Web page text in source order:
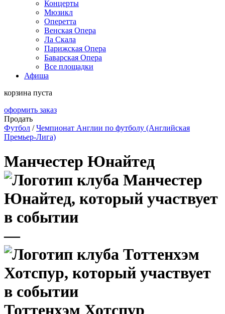
Концерты
Мюзикл
Оперетта
Венская Опера
Ла Скала
Парижская Опера
Баварская Опера
Все площадки
Афиша
корзина пуста
оформить заказ
Продать
Футбол /Чемпионат Англии по футболу (Английская
Премьер-Лига)
Манчестер Юнайтед
—
Тоттенхэм Хотспур